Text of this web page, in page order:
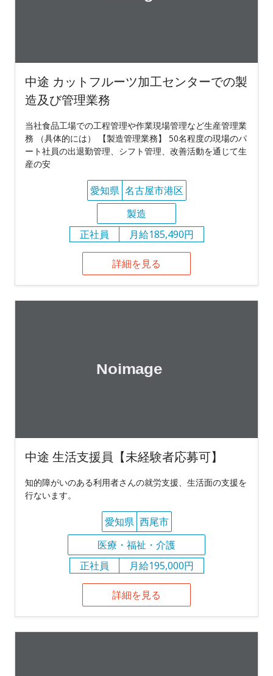
中途 カットフルーツ加工センターでの製
造及び管理業務
当社食品工場での工程管理や作業現場管理など生産管理業
務 （具体的には） 【製造管理業務】 50名程度の現場のパ
ート社員の出退勤管理、シフト管理、改善活動を通じて生
産の安
愛知県 名古屋市港区
製造
正社員
月給185,490円
詳細を見る
中途 生活支援員【未経験者応募可】
知的障がいのある利用者さんの就労支援、生活面の支援を
行ないます。
愛知県 西尾市
医療・福祉・介護
正社員
月給195,000円
詳細を見る